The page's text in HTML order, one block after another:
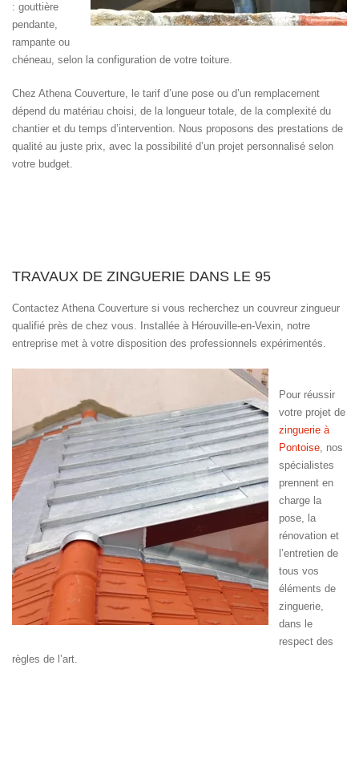
: gouttière
pendante,
rampante ou
chéneau, selon la configuration de votre toiture.
Chez Athena Couverture, le tarif d’une pose ou d’un remplacement
dépend du matériau choisi, de la longueur totale, de la complexité du
chantier et du temps d’intervention. Nous proposons des prestations de
qualité au juste prix, avec la possibilité d’un projet personnalisé selon
votre budget.
TRAVAUX DE ZINGUERIE DANS LE 95
Contactez Athena Couverture si vous recherchez un couvreur zingueur
qualifié près de chez vous. Installée à Hérouville-en-Vexin, notre
entreprise met à votre disposition des professionnels expérimentés.
Pour réussir
votre projet de
zinguerie à
Pontoise , nos
spécialistes
prennent en
charge la
pose, la
rénovation et
l’entretien de
tous vos
éléments de
zinguerie,
dans le
respect des
règles de l’art.